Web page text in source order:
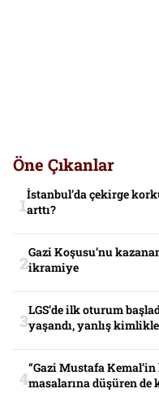
Öne Çıkanlar
İstanbul’da çekirge
arttı?
Gazi Koşusu’nu
ikramiye
LGS’de ilk oturum
yaşandı, yanlış
“Gazi Mustafa
masalarına düşüren de